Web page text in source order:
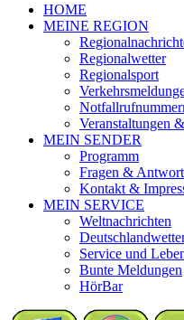
HOME
MEINE REGION
Regionalwetter
Regionalsport
Veranstaltungen
MEIN SENDER
Programm
Fragen &
Kontakt &
MEIN SERVICE
Weltnachrichten
Service und
Bunte Meldungen
HörBar